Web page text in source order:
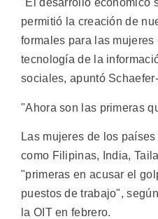
"El desarrollo económico
permitió la creación de
formales para las mujeres
tecnología de la
sociales, apuntó
"Ahora son las primeras
Las mujeres de los
como Filipinas, India,
"primeras en acusar el
puestos de trabajo",
la OIT en febrero.